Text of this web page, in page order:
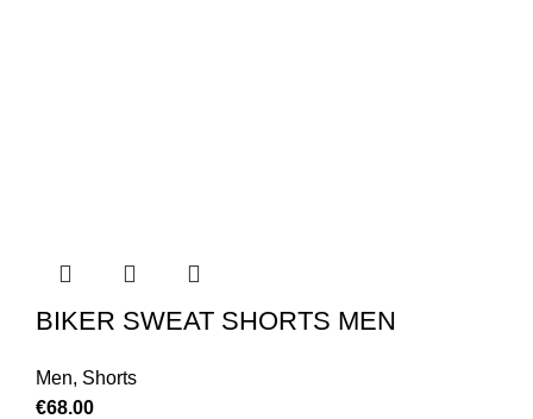
BIKER SWEAT SHORTS MEN
Men, Shorts
€68.00